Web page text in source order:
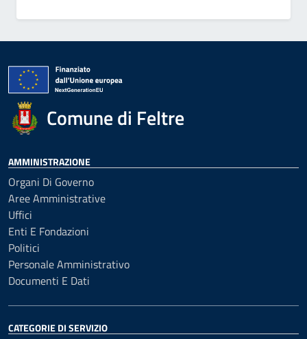
Comune di Feltre
AMMINISTRAZIONE
Organi Di Governo
Aree Amministrative
Uffici
Enti E Fondazioni
Politici
Personale Amministrativo
Documenti E Dati
CATEGORIE DI SERVIZIO